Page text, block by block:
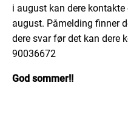
i august kan dere
august. Påmelding finner
dere svar før det kan dere
90036672
God sommer!!